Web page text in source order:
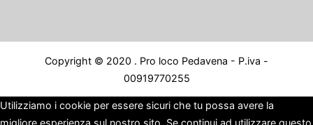
Copyright © 2020 . Pro loco Pedavena - P.iva -
00919770255
Utilizziamo i cookie per essere sicuri che tu possa avere la
migliore esperienza sul nostro sito. Se continui ad utilizzare questo